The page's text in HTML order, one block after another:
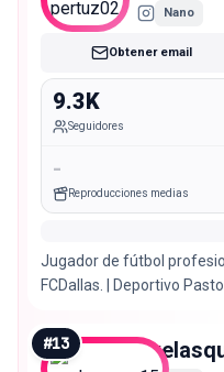
Nano
Obtener email
9.3K
Seguidores
-
Reproducciones medias
Jugador de fútbol
FCDallas. | Deportivo
#13